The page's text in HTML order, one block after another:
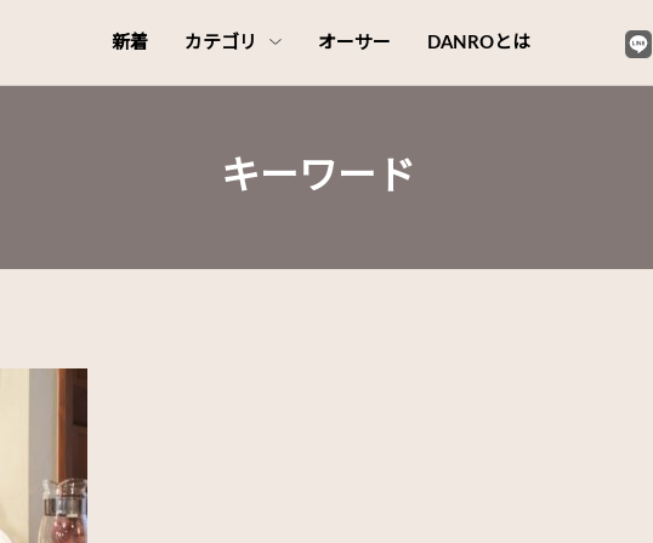
新着 カテゴリ オーサー DANROとは
キーワード